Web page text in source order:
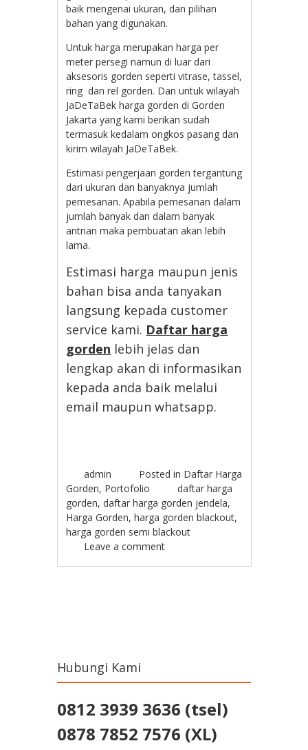
baik mengenai ukuran, dan pilihan
bahan yang digunakan.
Untuk harga merupakan harga per
meter persegi namun di luar dari
aksesoris gorden seperti vitrase, tassel,
ring dan rel gorden. Dan untuk wilayah
JaDeTaBek harga gorden di Gorden
Jakarta yang kami berikan sudah
termasuk kedalam ongkos pasang dan
kirim wilayah JaDeTaBek.
Estimasi pengerjaan gorden tergantung
dari ukuran dan banyaknya jumlah
pemesanan. Apabila pemesanan dalam
jumlah banyak dan dalam banyak
antrian maka pembuatan akan lebih
lama.
Estimasi harga maupun jenis
bahan bisa anda tanyakan
langsung kepada customer
service kami. Daftar harga
gorden lebih jelas dan
lengkap akan di informasikan
kepada anda baik melalui
email maupun whatsapp.
admin Posted in Daftar Harga
Gorden, Portofolio
daftar harga
gorden,daftar harga gorden jendela,
Harga Gorden,harga gorden blackout,
harga gorden semi blackout
Leave a comment
Hubungi Kami
0812 3939 3636 (tsel)
0878 7852 7576 (XL)